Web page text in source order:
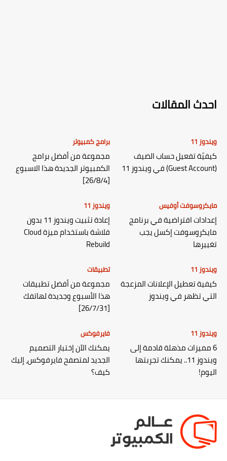
احدث المقالات
ويندوز 11
كيفيّة تفعيل حساب الضيف
(Guest Account) في ويندوز 11
برامج كمبيوتر
مجموعة من أفضل برامج
الكمبيوتر الجديدة هذا الاسبوع
[26/8/4]
مايكروسوفت أوفيس
إعدادات افتراضية في برنامج
مايكروسوفت إكسل يجب
تغييرها
ويندوز 11
إعادة تثبيت ويندوز 11 بدون
فلاشة باستخدام ميزة Cloud
Rebuild
ويندوز 11
كيفية تعطيل الإعلانات المزعجة
التي تظهر في ويندوز
تطبيقات
مجموعة من أفضل تطبيقات
هذا الأسبوع وجديدة لهاتفك
[26/7/31]
ويندوز 11
6 مميزات مذهلة قادمة إلى
ويندوز 11.. يمكنك تجربتها
اليوم!
فايرفوكس
يمكنك الآن إختبار التصميم
الجديد لمتصفح فايرفوكس، إليك
كيف؟